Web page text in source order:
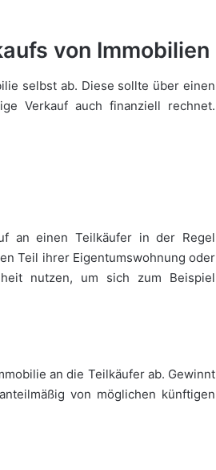
von Immobilien
selbst ab. Diese sollte über einen
Verkauf auch finanziell rechnet.
an einen Teilkäufer in der Regel
Teil ihrer Eigentumswohnung oder
nutzen, um sich zum Beispiel
an die Teilkäufer ab. Gewinnt
von möglichen künftigen